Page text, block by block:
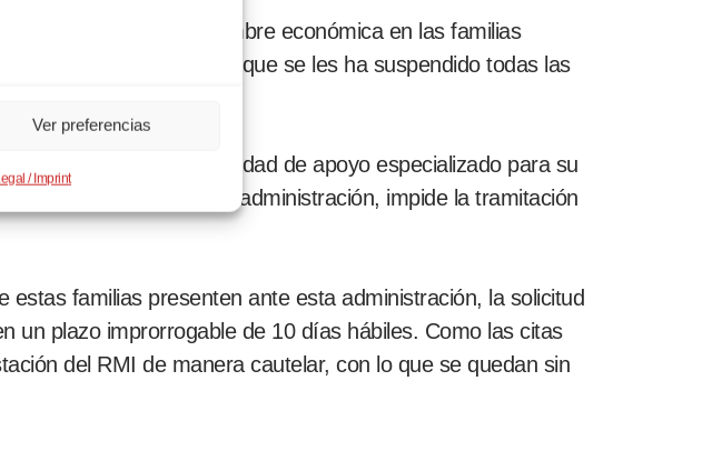
Ver preferencias
/ Imprint
(IMV), hay incertidumbre económica en las familias
ahora o no cobran porque se les ha suspendido todas las
lo necesitan. La necesidad de apoyo especializado para su
que solicita la administración, impide la tramitación
familias presenten ante esta administración, la solicitud
un plazo improrrogable de 10 días hábiles. Como las citas
del RMI de manera cautelar, con lo que se quedan sin